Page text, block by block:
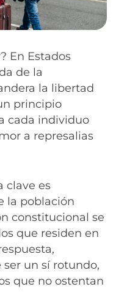
En Estados
de la
la libertad
principio
cada individuo
a represalias
clave es
la población
constitucional se
que residen en
un sí rotundo,
que no ostentan